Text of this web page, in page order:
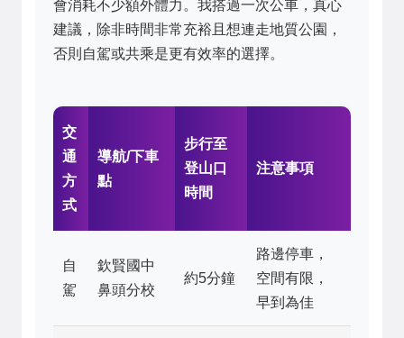
會消耗不少額外體力。我搭過一次公車，真心
建議，除非時間非常充裕且想連走地質公園，
否則自駕或共乘是更有效率的選擇。
交
通
方
式
導航/下車
點
步行至
登山口
時間
注意事項
自
駕
欽賢國中
鼻頭分校
約5分鐘
路邊停車，
空間有限，
早到為佳